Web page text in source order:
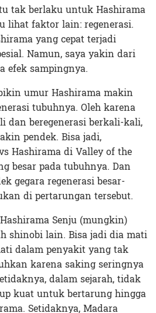
tak berlaku untuk Hashirama
lihat faktor lain: regenerasi.
yang cepat terjadi
Namun, saya yakin dari
efek sampingnya.
umur Hashirama makin
tubuhnya. Oleh karena
dan beregenerasi berkali-kali,
pendek. Bisa jadi,
Hashirama di Valley of the
besar pada tubuhnya. Dan
gegara regenerasi besar-
di pertarungan tersebut.
Senju (mungkin)
shinobi lain. Bisa jadi dia mati
dalam penyakit yang tak
karena saking seringnya
dalam sejarah, tidak
kuat untuk bertarung hingga
Setidaknya, Madara